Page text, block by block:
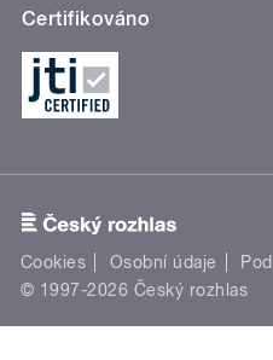
Certifikováno
Cookies Osobní údaje
© 1997-2026 Český rozhlas